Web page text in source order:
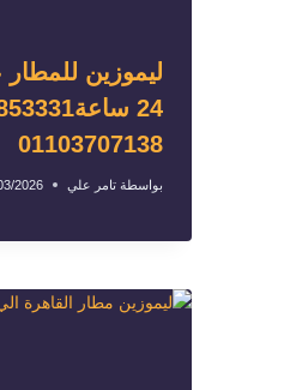
ليموزين
01103707138
بواسطة تامر علي 2026